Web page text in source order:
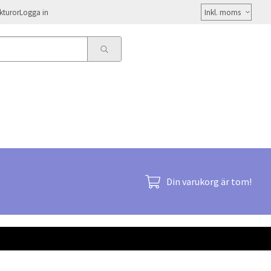
Logga in
Välj
moms
Din varukorg är tom!